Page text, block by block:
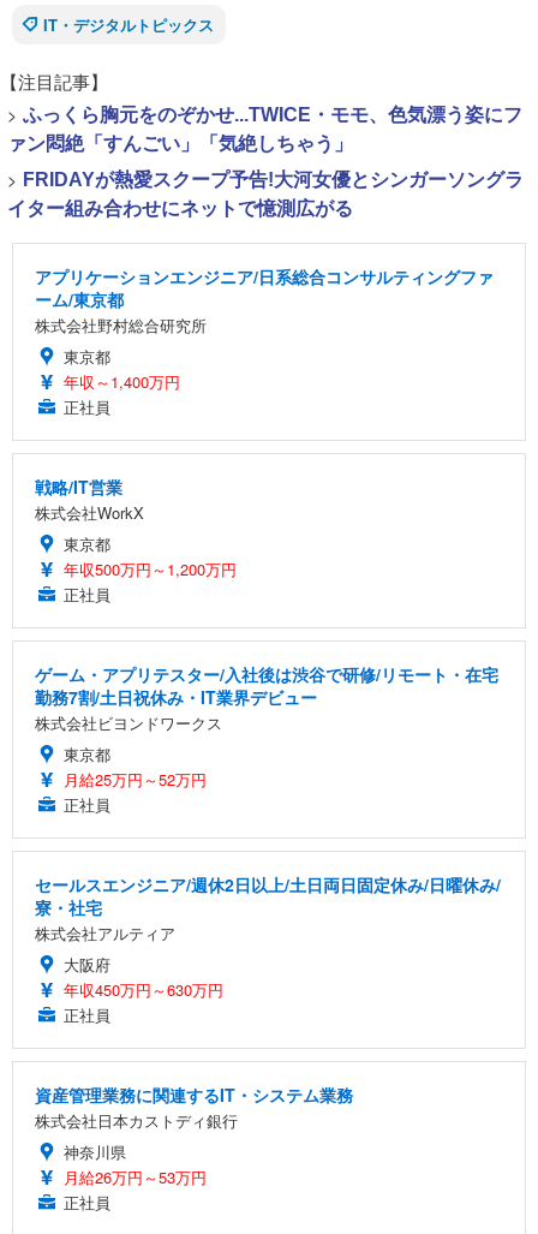
IT・デジタルトピックス
【注目記事】
> ふっくら胸元をのぞかせ...TWICE・モモ、色気漂う姿にフ
ァン悶絶「すんごい」「気絶しちゃう」
> FRIDAYが熱愛スクープ予告!大河女優とシンガーソングラ
イター組み合わせにネットで憶測広がる
アプリケーションエンジニア/日系総合コンサルティングファ
ーム/東京都
株式会社野村総合研究所
東京都
年収～1,400万円
正社員
戦略/IT営業
株式会社WorkX
東京都
年収500万円～1,200万円
正社員
ゲーム・アプリテスター/入社後は渋谷で研修/リモート・在宅
勤務7割/土日祝休み・IT業界デビュー
株式会社ビヨンドワークス
東京都
月給25万円～52万円
正社員
セールスエンジニア/週休2日以上/土日両日固定休み/日曜休み/
寮・社宅
株式会社アルティア
大阪府
年収450万円～630万円
正社員
資産管理業務に関連するIT・システム業務
株式会社日本カストディ銀行
神奈川県
月給26万円～53万円
正社員